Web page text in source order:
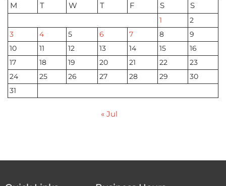
M
T W T F S S
1
2
3
4 5 6 7 8
9
10
11 12 13 14 15
16
17
18 19 20 21 22
23
24
25 26 27 28 29
30
31
« Jul